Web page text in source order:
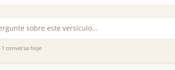
1 conversa hoje